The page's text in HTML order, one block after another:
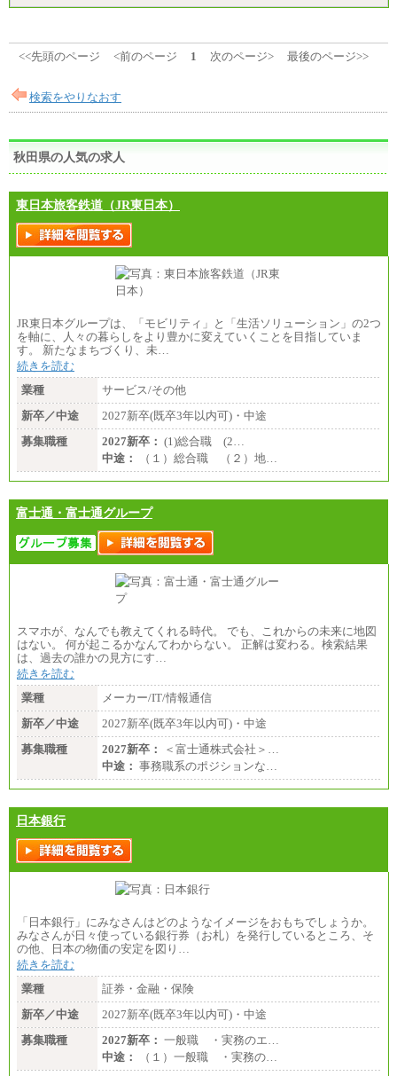
<<先頭のページ <前のページ 1 次のページ> 最後のページ>>
検索をやりなおす
秋田県の人気の求人
東日本旅客鉄道（JR東日本）
JR東日本グループは、「モビリティ」と「生活ソリューション」の2つ
を軸に、人々の暮らしをより豊かに変えていくことを目指していま
す。 新たなまちづくり、未…
続きを読む
業種
サービス/その他
新卒／中途
2027新卒(既卒3年以内可)・中途
募集職種
2027新卒： (1)総合職 (2…
中途：
（１）総合職 （２）地…
富士通・富士通グループ
スマホが、なんでも教えてくれる時代。 でも、これからの未来に地図
はない。 何が起こるかなんてわからない。 正解は変わる。検索結果
は、過去の誰かの見方にす…
続きを読む
業種
メーカー/IT/情報通信
新卒／中途
2027新卒(既卒3年以内可)・中途
募集職種
2027新卒：
＜富士通株式会社＞…
中途： 事務職系のポジションな…
日本銀行
「日本銀行」にみなさんはどのようなイメージをおもちでしょうか。
みなさんが日々使っている銀行券（お札）を発行しているところ、そ
の他、日本の物価の安定を図り…
続きを読む
業種
証券・金融・保険
新卒／中途
2027新卒(既卒3年以内可)・中途
募集職種
2027新卒： 一般職 ・実務のエ…
中途：
（１）一般職 ・実務の…